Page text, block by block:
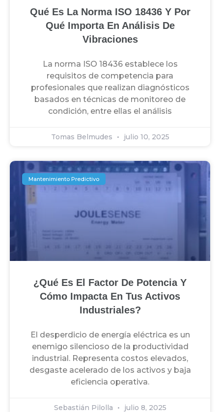
Qué Es La Norma ISO 18436 Y Por
Qué Importa En Análisis De
Vibraciones
La norma ISO 18436 establece los
requisitos de competencia para
profesionales que realizan diagnósticos
basados en técnicas de monitoreo de
condición, entre ellas el análisis
Tomas Belmudes julio 10, 2025
Mantenimiento Predictivo
¿Qué Es El Factor De Potencia Y
Cómo Impacta En Tus Activos
Industriales?
El desperdicio de energía eléctrica es un
enemigo silencioso de la productividad
industrial. Representa costos elevados,
desgaste acelerado de los activos y baja
eficiencia operativa.
Sebastián Pilolla julio 8, 2025